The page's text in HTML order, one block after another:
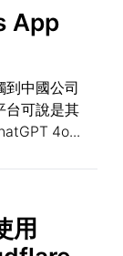
App
到中國公司
台可說是其
4o...
用